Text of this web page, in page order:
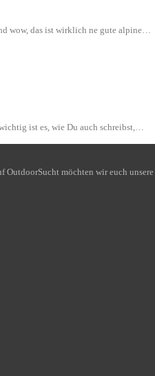
wow, das ist wirklich ne gute alpine…
ist es, wie Du auch schreibst,…
möchten wir euch